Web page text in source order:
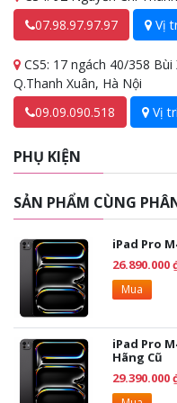
hành trình thị giác tuyệt
Bứt phá tốc độ,
chip M4
07.98.97.97.97
Vị
CS5: 17 ngách 40/358
Q.Thanh Xuân, Hà Nội
09.09.090.518
Vị
PHỤ KIỆN
SẢN PHẨM CÙNG
iPad Pro
26.890.000
Mua
iPad Pro
Hãng Cũ
29.390.000